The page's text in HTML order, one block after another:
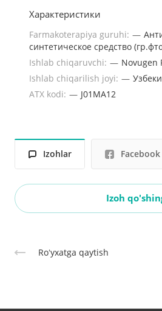
Характеристики
Farmakoterapiya guruhi: —
синтетическое средство
Ishlab chiqaruvchi: —
Ishlab chiqarilish joyi: —
ATX kodi: — J01MA12
Izohlar Facebook
Izoh
Roʻyxatga qaytish